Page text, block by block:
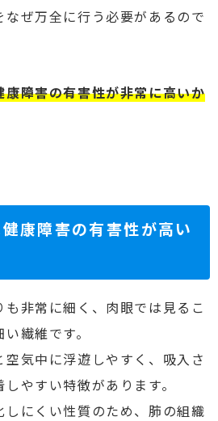
なぜ万全に行う必要があるので
康障害の有害性が非常に高いか
康障害の有害性が高い
非常に細く、肉眼では見るこ
繊維です。
気中に浮遊しやすく、吸入さ
やすい特徴があります。
にくい性質のため、肺の組織